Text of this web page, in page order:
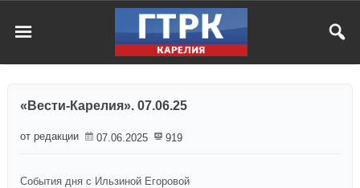
«Вести-Карелия». 07.06.25
от редакции 07.06.2025 919
События дня с Ильзиной Егоровой